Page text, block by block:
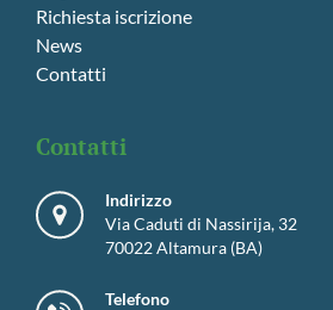
Richiesta iscrizione
News
Contatti
Contatti
Indirizzo
Via Caduti di Nassirija, 32
70022 Altamura (BA)
Telefono